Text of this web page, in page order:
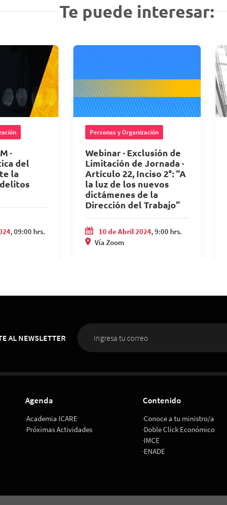
Te puede interesar:
·
del
la
, 09:00 hrs.
Personas y Organización
Webinar · Exclusión de
Limitación de Jornada ·
Artículo 22, Inciso 2°: “A
la luz de los nuevos
dictámenes de la
Dirección del Trabajo”
10 de Abril 2024, 9:00 hrs.
Vía Zoom
AL NEWSLETTER
Agenda
Academia ICARE
Próximas Actividades
Contenido
Conoce a tu ministro/a
Doble Click Económico
IMCE
ENADE